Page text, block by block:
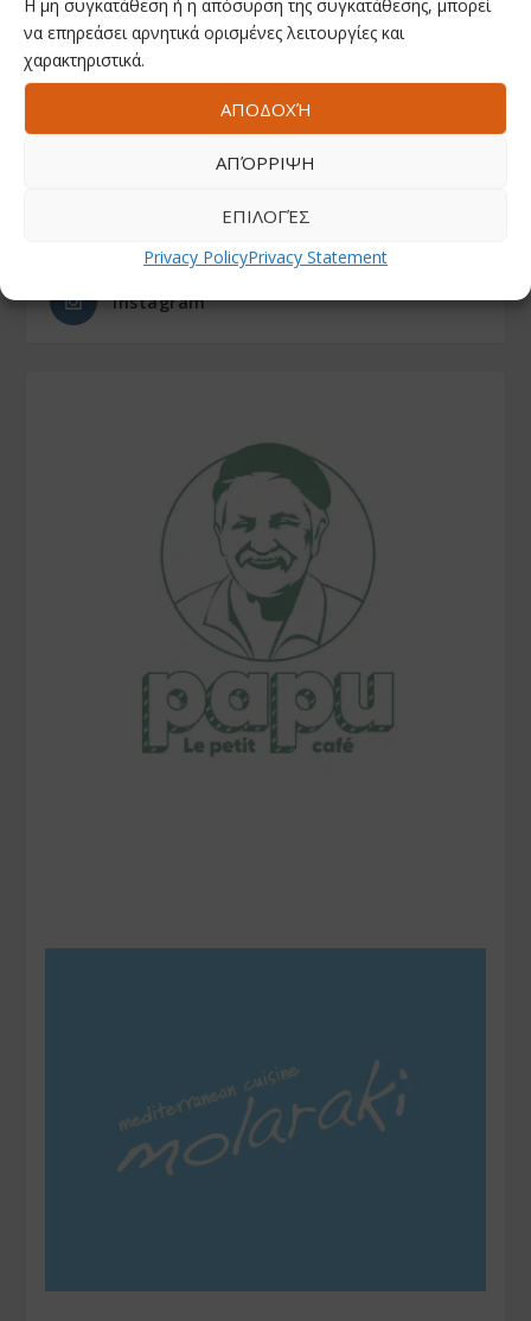
Η μη συγκατάθεση ή η απόσυρση της συγκατάθεσης, μπορεί
να επηρεάσει αρνητικά ορισμένες λειτουργίες και
χαρακτηριστικά.
ΑΠΟΔΟΧΉ
ΑΠΌΡΡΙΨΗ
ΕΠΙΛΟΓΈΣ
Privacy PolicyPrivacy Statement
ΑΚΟΛΟΥΘΗΣΤΕ ΜΑΣ
Facebook
Instagram